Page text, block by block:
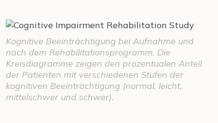
Kognitive Beeinträchtigung bei Aufnahme und
nach dem Rehabilitationsprogramm. Die
Kreisdiagramme zeigen den prozentualen Anteil
der Patienten mit verschiedenen Stufen der
kognitiven Beeinträchtigung (normal, leicht,
mittelschwer und schwer).